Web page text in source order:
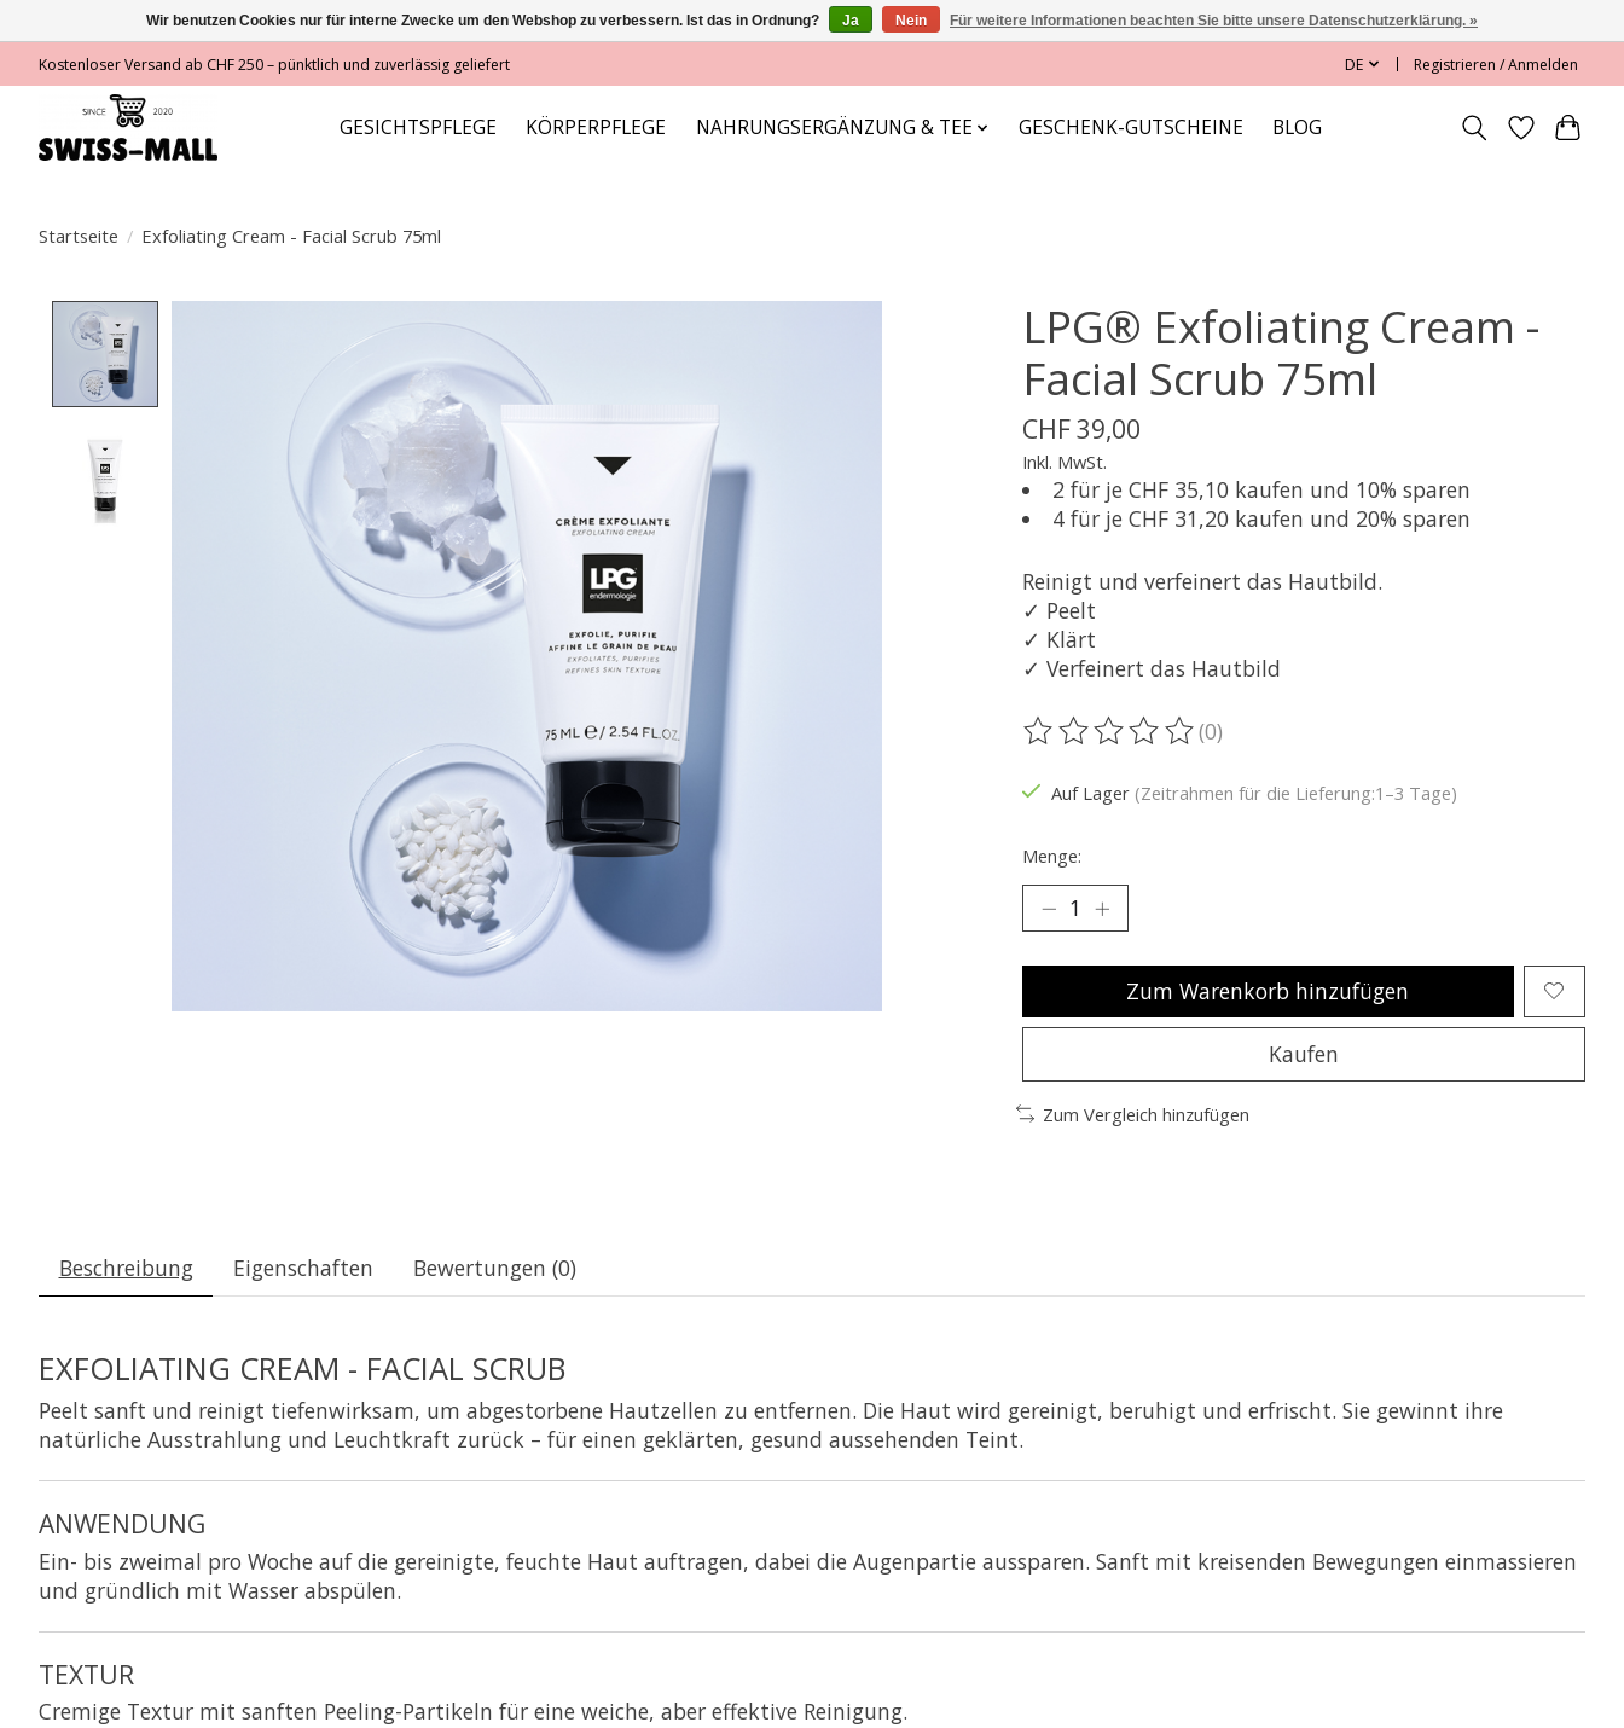
Kostenloser Versand ab CHF 250 – pünktlich und zuverlässig geliefert DE Registrieren / Anmelden
GESICHTSPFLEGE KÖRPERPFLEGE NAHRUNGSERGÄNZUNG & TEE GESCHENK-GUTSCHEINE BLOG
Startseite / Exfoliating Cream - Facial Scrub 75ml
LPG® Exfoliating Cream -
Facial Scrub 75ml
CHF 39,00
Inkl. MwSt.
2 für je CHF 35,10 kaufen und 10% sparen
4 für je CHF 31,20 kaufen und 20% sparen
Reinigt und verfeinert das Hautbild.
✓ Peelt
✓ Klärt
✓ Verfeinert das Hautbild
Die Bewertung dieses Produkts ist
(0)
Auf Lager (Zeitrahmen für die Lieferung:1–3 Tage)
Menge:
Zum Warenkorb hinzufügen
Kaufen
Zum Vergleich hinzufügen
Beschreibung Eigenschaften Bewertungen (0)
EXFOLIATING CREAM - FACIAL SCRUB
Peelt sanft und reinigt tiefenwirksam, um abgestorbene Hautzellen zu entfernen. Die Haut wird gereinigt, beruhigt und erfrischt. Sie gewinnt ihre
natürliche Ausstrahlung und Leuchtkraft zurück – für einen geklärten, gesund aussehenden Teint.
ANWENDUNG
Ein- bis zweimal pro Woche auf die gereinigte, feuchte Haut auftragen, dabei die Augenpartie aussparen. Sanft mit kreisenden Bewegungen einmassieren
und gründlich mit Wasser abspülen.
TEXTUR
Cremige Textur mit sanften Peeling-Partikeln für eine weiche, aber effektive Reinigung.
Wir benutzen Cookies nur für interne Zwecke um den Webshop zu verbessern. Ist das in Ordnung? Ja Nein Für weitere Informationen beachten Sie bitte unsere Datenschutzerklärung. »